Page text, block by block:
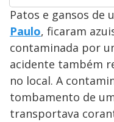
Patos e gansos de
Paulo, ficaram
contaminada por
acidente também
no local. A
tombamento de
transportava